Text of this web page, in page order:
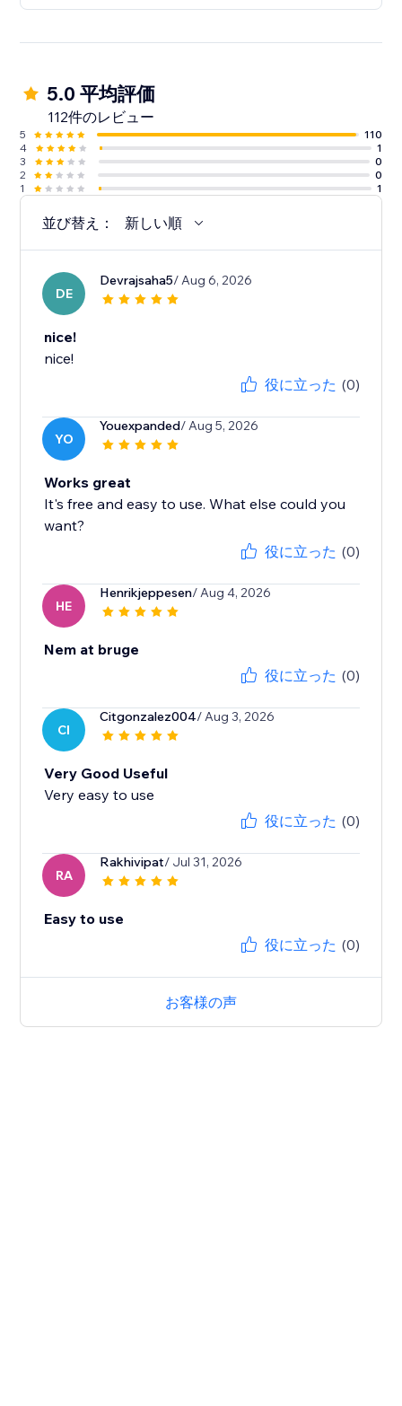
5.0 平均評価
112件のレビュー
5
110
4
1
3
0
2
0
1
1
並び替え： 新しい順
DE
Devrajsaha5/ Aug 6, 2026
nice!
nice!
役に立った (0)
YO
Youexpanded/ Aug 5, 2026
Works great
It's free and easy to use. What else could you
want?
役に立った (0)
HE
Henrikjeppesen/ Aug 4, 2026
Nem at bruge
役に立った (0)
CI
Citgonzalez004/ Aug 3, 2026
Very Good Useful
Very easy to use
役に立った (0)
RA
Rakhivipat/ Jul 31, 2026
Easy to use
役に立った (0)
お客様の声